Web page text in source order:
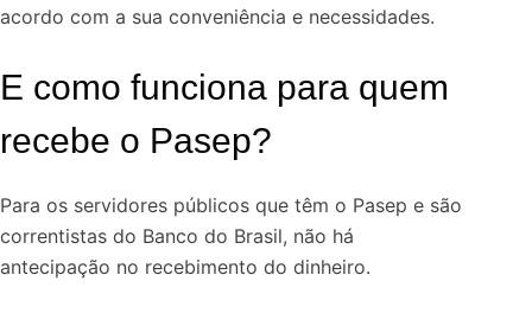
acordo com a sua conveniência e necessidades.
E como funciona para quem
recebe o Pasep?
Para os servidores públicos que têm o Pasep e são
correntistas do Banco do Brasil, não há
antecipação no recebimento do dinheiro.